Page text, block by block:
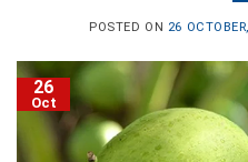
POSTED ON 26
26
Oct